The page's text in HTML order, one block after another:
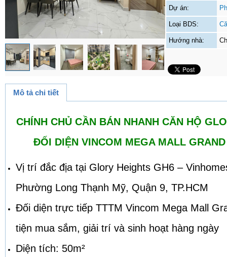
Dự án:
Loại BDS:
Hướng nhà:
Mô tả chi tiết
CHÍNH CHỦ CẦN BÁN NHANH CĂN HỘ
ĐỐI DIỆN VINCOM MEGA MALL
Vị trí đắc địa tại Glory Heights GH6 –
Phường Long Thạnh Mỹ, Quận 9, TP.HCM
Đối diện trực tiếp TTTM Vincom Mega Mall
tiện mua sắm, giải trí và sinh hoạt hàng ngày
Diện tích: 50m²